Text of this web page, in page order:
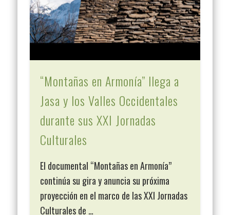
“Montañas en Armonía” llega a
Jasa y los Valles Occidentales
durante sus XXI Jornadas
Culturales
El documental “Montañas en Armonía”
continúa su gira y anuncia su próxima
proyección en el marco de las XXI Jornadas
Culturales de …